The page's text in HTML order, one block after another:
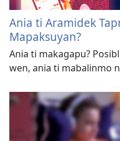
Ania ti Aramidek
Mapaksuyan?
Ania ti makagapu?
wen, ania ti mabalinmo